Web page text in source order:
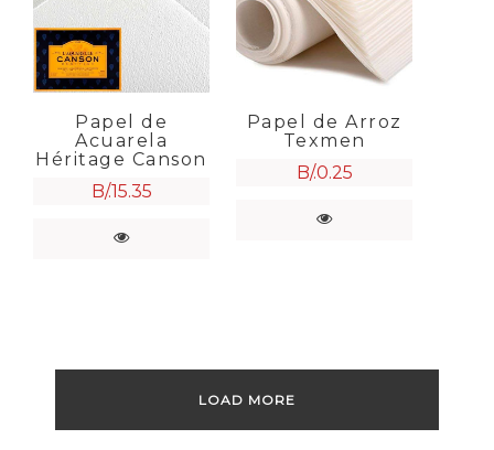
Papel de
Acuarela
Héritage Canson
B/.15.35
Papel de Arroz
Texmen
B/.0.25
LOAD MORE